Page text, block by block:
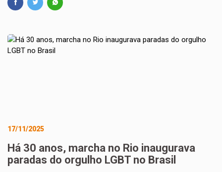
17/11/2025
Há 30 anos, marcha no Rio inaugurava
paradas do orgulho LGBT no Brasil